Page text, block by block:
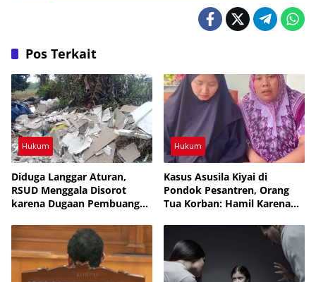
Pos Terkait
Hukum
Diduga Langgar Aturan,
RSUD Menggala Disorot
karena Dugaan Pembuangan
Hukum
Kasus Asusila Kiyai di
Pondok Pesantren, Orang
Tua Korban: Hamil Karena
Rakyat yang Bodoh